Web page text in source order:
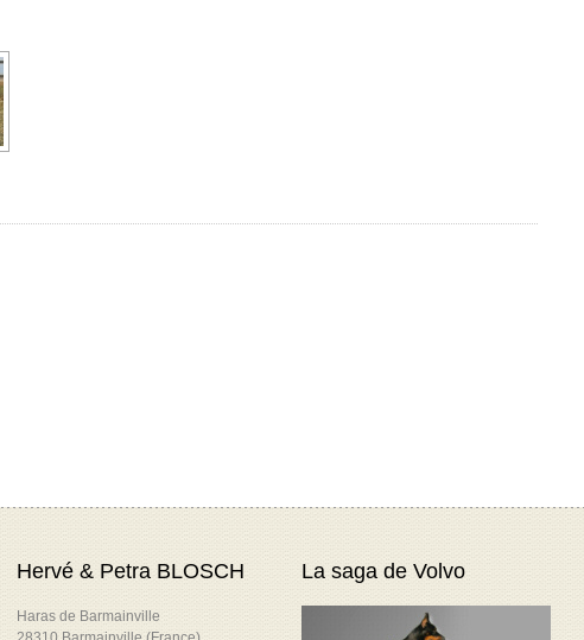
Hervé & Petra BLOSCH
Haras de Barmainville
La saga de Volvo